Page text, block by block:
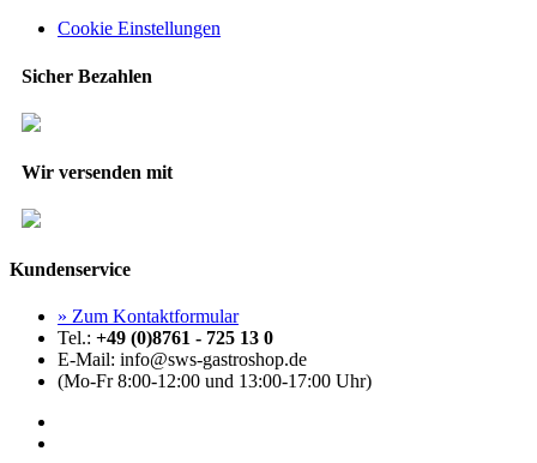
Cookie Einstellungen
Sicher Bezahlen
Wir versenden mit
Kundenservice
» Zum Kontaktformular
Tel.: +49 (0)8761 - 725 13 0
E-Mail: info@sws-gastroshop.de
(Mo-Fr 8:00-12:00 und 13:00-17:00 Uhr)